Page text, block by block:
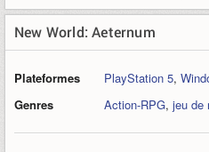
New World: Aeternum
Plateformes PlayStation 5,
Genres
Action-RPG, jeu de